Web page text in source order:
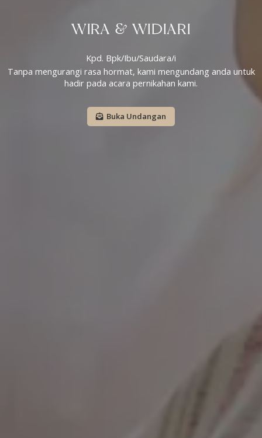
WIRA & WIDIARI
Kpd. Bpk/Ibu/Saudara/i
Tanpa mengurangi rasa hormat, kami mengundang anda untuk
hadir pada acara pernikahan kami.
Buka Undangan